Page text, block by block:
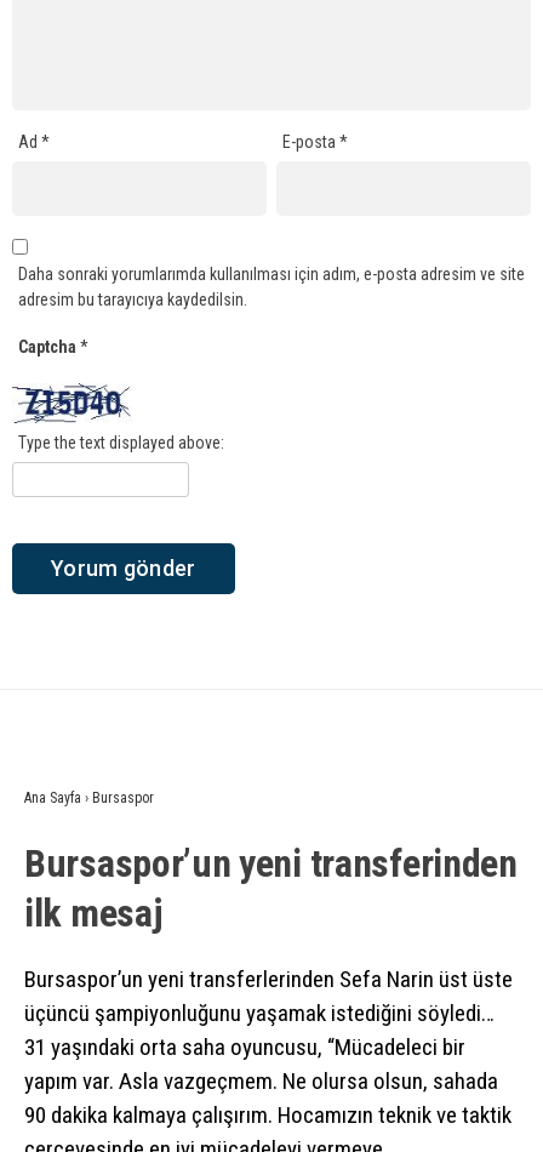
Ad * E-posta*
Daha sonraki yorumlarımda kullanılması için adım, e-posta adresim ve site
adresim bu tarayıcıya kaydedilsin.
Captcha *
Type the text displayed above:
Ana Sayfa › Bursaspor
Bursaspor’un yeni transferinden
ilk mesaj
Bursaspor’un yeni transferlerinden Sefa Narin üst üste
üçüncü şampiyonluğunu yaşamak istediğini söyledi…
31 yaşındaki orta saha oyuncusu, “Mücadeleci bir
yapım var. Asla vazgeçmem. Ne olursa olsun, sahada
90 dakika kalmaya çalışırım. Hocamızın teknik ve taktik